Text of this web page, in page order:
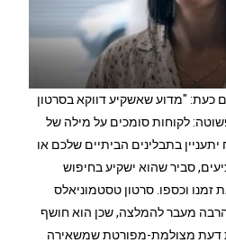
"מדוע שאשקיע דווקא בסרטון
לקוחות סומכים על מילה של
בתבלינים הביתיים שלכם או
סביר שהוא ישקיע בחיפוש
וכספו. סרטון טסטמוניאלס
הרבה מעבר להמלצה, שכן הוא חושף
דעת מצולמת-מפורטת שמשאירה